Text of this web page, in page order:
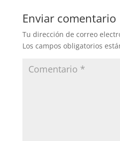
Enviar comentario
Tu dirección de correo
Los campos obligatorios